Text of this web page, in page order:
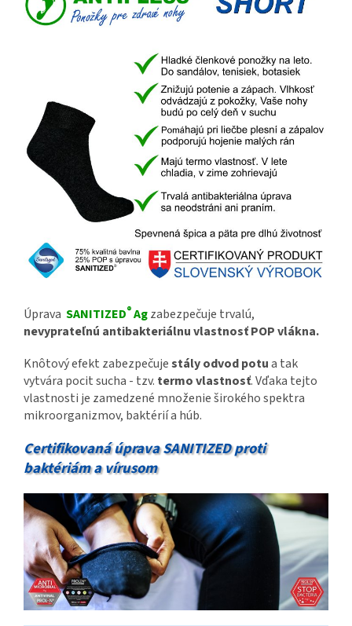
Úprava SANITIZED®Agzabezpečuje trvalú,
nevyprateľnú antibakteriálnu vlastnosť POP vlákna.
Knôtový efekt zabezpečujestály odvod potua tak
vytvára pocit sucha - tzv. termo vlastnosť. Vďaka tejto
vlastnosti je zamedzené množenie širokého spektra
mikroorganizmov, baktérií a húb.
Certifikovaná úprava SANITIZED proti
baktériám a vírusom